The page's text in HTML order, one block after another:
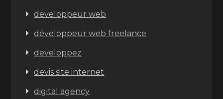
developpeur web
développeur web freelance
developpez
devis site internet
digital agency